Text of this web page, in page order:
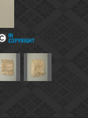
どころ
一覧
トについて
トリンク
ップ
ご意見はこちら
興会